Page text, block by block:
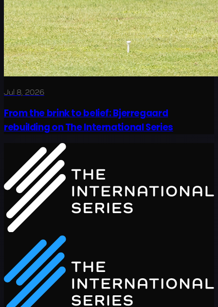
Jul 8, 2026
From the brink to belief: Bjerregaard
rebuilding on The International Series